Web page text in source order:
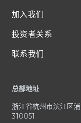
环境、社会及管
媒体与资源
解决方案
临床前开发
临床开发
治疗领域
加入我们
泰格人的故事
人才成长与发展
加入泰格医药
投资者关系
公司治理
公司公告
招股文件
联系我们
业务咨询 / RFP
媒体与投资者咨
总部地址
浙江省杭州市滨江区
310051